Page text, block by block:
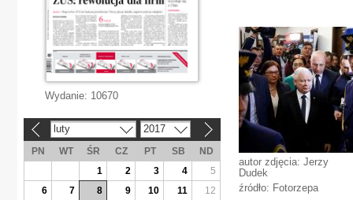
autor zdjęcia: Jerzy
Dudek
źródło: Fotorzepa
Wydanie: 10670
luty 2017
PN WT ŚR CZ PT SB
ND
1
2 3 4
5
6
7 8 9 10 11
12